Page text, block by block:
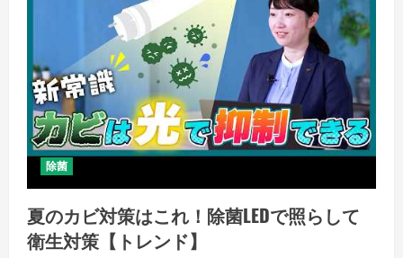
除菌
夏のカビ対策はこれ！除菌LEDで照らして
衛生対策【トレンド】